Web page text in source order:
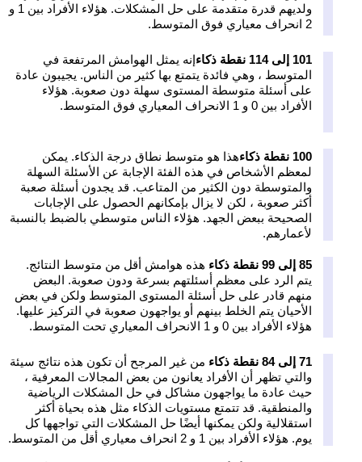
ولديهم قدرة متقدمة على حل المشكلات. هؤلاء الأفراد بين 1 و
101 إلى 114 نقطة ذكاء
إنه يمثل الهوامش المرتفعة في
المتوسط ، وهي فائدة يتمتع بها كثير من الناس. يجيبون عادة
على أسئلة متوسطة المستوى سهلة دون صعوبة. هؤلاء
الأفراد بين 0 و 1 الانحراف المعياري فوق المتوسط.
100 نقطة ذكاء
هذا هو متوسط نطاق درجة الذكاء. يمكن
لمعظم الأشخاص في هذه الفئة الإجابة عن الأسئلة السهلة
والمتوسطة دون الكثير من المتاعب. قد يجدون أسئلة صعبة
أكثر صعوبة ، لكن لا يزال بإمكانهم الحصول على الإجابات
الصحيحة ببعض الجهد. هؤلاء الناس متوسطي بالضبط بالنسبة
لأعمارهم.
هذه هوامش أقل من متوسط النتائج.
يتم الرد على معظم أسئلتهم بسرعة ودون صعوبة. البعض
منهم قادر على حل أسئلة المستوى المتوسط ولكن في بعض
الأحيان يتم الخلط بينهم أو يواجهون صعوبة في التركيز عليها.
هؤلاء الأفراد بين 0 و 1 الانحراف المعياري تحت المتوسط.
من غير المرجح أن تكون هذه نتائج سيئة
والتي تظهر أن الأفراد يعانون من بعض المجالات المعرفية ،
حيث عادة ما يواجهون مشاكل في حل المشكلات الرياضية
والمنطقية. قد تتمتع مستويات الذكاء مثل هذه بحياة أكثر
استقلالية ولكن يمكنها أيضًا حل المشكلات التي تواجهها كل
يوم. هؤلاء الأفراد بين 1 و 2 انحراف معياري أقل من المتوسط.